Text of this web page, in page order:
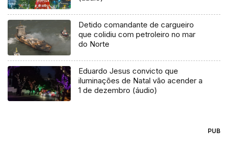
Detido comandante de cargueiro
que colidiu com petroleiro no mar
do Norte
Eduardo Jesus convicto que
iluminações de Natal vão acender a
1 de dezembro (áudio)
PUB